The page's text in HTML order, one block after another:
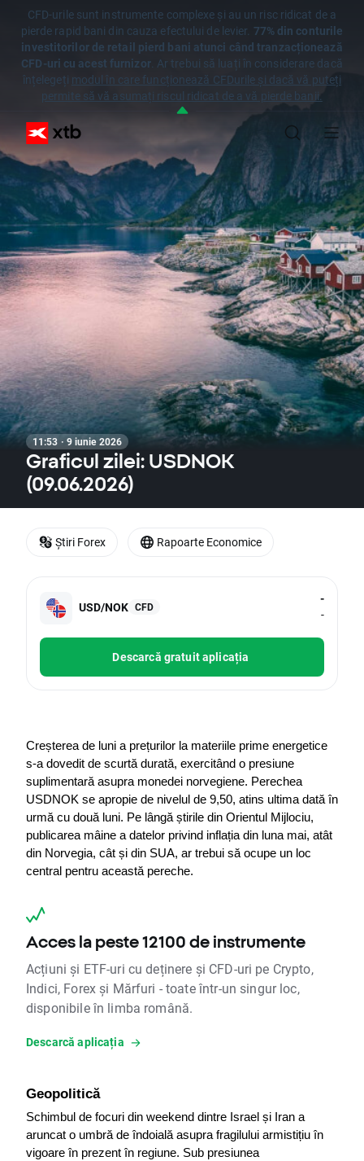
CFD-urile sunt instrumente complexe și au un risc ridicat de a
pierde rapid bani din cauza efectului de levier. 77% din conturile
investitorilor de retail pierd bani atunci când tranzacționează
CFD-uri cu acest furnizor. Ar trebui să luați în considerare dacă
înțelegeți modul în care funcționează CFDurile și dacă vă puteți
permite să vă asumați riscul ridicat de a vă pierde banii.
11:53 · 9 iunie 2026
Graficul zilei: USDNOK
(09.06.2026)
USD/NOK CFD
-
-
Descarcă gratuit aplicația
Creșterea de luni a prețurilor la materiile prime energetice
s-a dovedit de scurtă durată, exercitând o presiune
suplimentară asupra monedei norvegiene. Perechea
USDNOK se apropie de nivelul de 9,50, atins ultima dată în
urmă cu două luni. Pe lângă știrile din Orientul Mijlociu,
publicarea mâine a datelor privind inflația din luna mai, atât
din Norvegia, cât și din SUA, ar trebui să ocupe un loc
central pentru această pereche.
Acces la peste 12100 de instrumente
Acțiuni și ETF-uri cu deținere și CFD-uri pe Crypto,
Indici, Forex și Mărfuri - toate într-un singur loc,
disponibile în limba română.
Descarcă aplicația
Geopolitică
Schimbul de focuri din weekend dintre Israel și Iran a
aruncat o umbră de îndoială asupra fragilului armistițiu în
vigoare în prezent în regiune. Sub presiunea
Știri Forex Rapoarte Economice